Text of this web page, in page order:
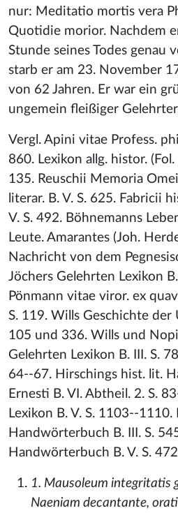
nur: Meditatio mortis vera
Quotidie morior. Nachdem
Stunde seines Todes genau
starb er am 23. November
von 62 Jahren. Er war ein
ungemein fleißiger
Vergl. Apini vitae Profess.
860. Lexikon allg. histor. (Fol.
135. Reuschii Memoria
literar. B. V. S. 625. Fabricii
V. S. 492. Böhnemanns
Leute. Amarantes (Joh.
Nachricht von dem
Jöchers Gelehrten Lexikon
Pönmann vitae viror. ex
S. 119. Wills Geschichte der
105 und 336. Wills und
Gelehrten Lexikon B. III. S.
64--67. Hirschings hist. lit.
Ernesti B. VI. Abtheil. 2. S.
Lexikon B. V. S. 1103--1110.
Handwörterbuch B. III. S.
Handwörterbuch B. V. S.
1. Mausoleum integritatis
Naeniam decantante,